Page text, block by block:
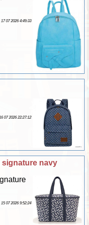
17 07 2026 4:49:33
07 2026 22:27:12
navy
15 07 2026 9:52:24